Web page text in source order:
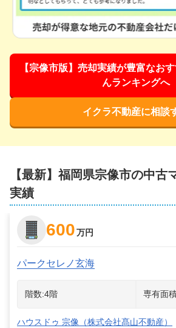
【宗像市版】売却実績が豊富なお
んランキングへ
イクラ不動産に相談
【最新】福岡県宗像市の中古
実績
600万円
パークセレノ玄海
階数:4階 専有面
ハウスドゥ 宗像（株式会社髙山不動産）